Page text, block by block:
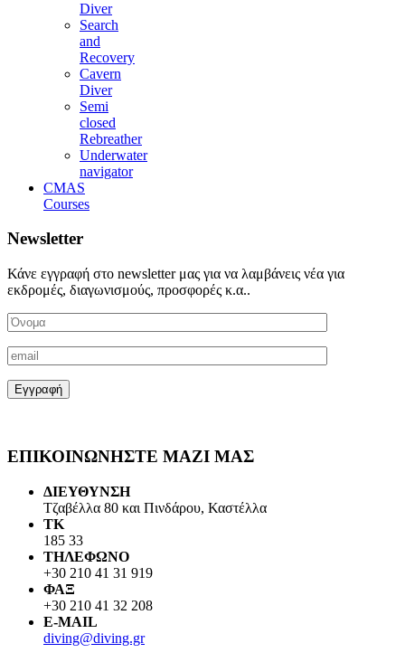
Diver
Search
and
Recovery
Cavern
Diver
Semi
closed
Rebreather
Underwater
navigator
CMAS
Courses
Newsletter
Κάνε εγγραφή στο newsletter μας για να λαμβάνεις νέα για
εκδρομές, διαγωνισμούς, προσφορές κ.α..
ΕΠΙΚΟΙΝΩΝΗΣΤΕ ΜΑΖΙ ΜΑΣ
ΔΙΕΥΘΥΝΣΗ
Τζαβέλλα 80 και Πινδάρου, Καστέλλα
ΤΚ
185 33
ΤΗΛΕΦΩΝΟ
+30 210 41 31 919
ΦΑΞ
+30 210 41 32 208
E-MAIL
diving@diving.gr